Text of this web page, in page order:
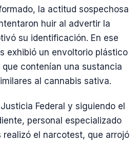
la actitud sospechosa
huir al advertir la
su identificación. En ese
exhibió un envoltorio plástico
contenían una sustancia
al cannabis sativa.
Federal y siguiendo el
personal especializado
realizó el narcotest, que arrojó